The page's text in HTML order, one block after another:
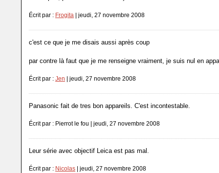
Écrit par : Frogita | jeudi, 27 novembre 2008
c'est ce que je me disais aussi après coup
par contre là faut que je me renseigne vraiment, je suis nul en
Écrit par : Jen | jeudi, 27 novembre 2008
Panasonic fait de tres bon appareils. C'est incontestable.
Écrit par : Pierrot le fou | jeudi, 27 novembre 2008
Leur série avec objectif Leica est pas mal.
Écrit par : Nicolas | jeudi, 27 novembre 2008